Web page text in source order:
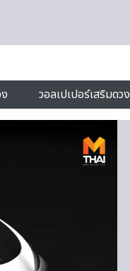
วอลเปเปอร์เสริมดวง